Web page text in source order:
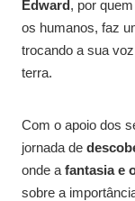
Edward, por
os humanos, faz
trocando a sua
terra.
Com o apoio dos
jornada de
onde a fantasia e
sobre a